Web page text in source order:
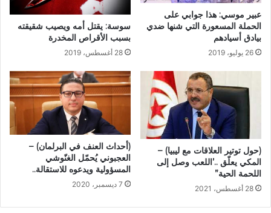
عبير موسي: هذا جوابي على
الحملة المسعورة التي شنها ضدي
بيادق أسيادهم
26 يوليو، 2019
سوسة: يقتل أمه ويصيب شقيقته
بسبب الأقراص المخدرة
28 أغسطس، 2019
(حول توتير العلاقات مع ليبيا) –
المكي يعلّق ..’اللعب وصل إلى
اللحمة الحية”
28 أغسطس، 2021
(أحداث العنف في البرلمان) –
العجبوني يُحمّل الغنّوشي
المسؤولية ويدعوه للاستقالة..
7 ديسمبر، 2020